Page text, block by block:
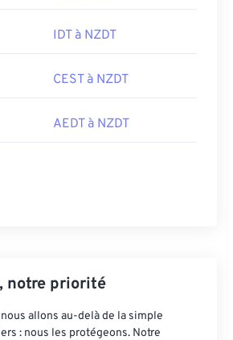
IDT à NZDT
CEST à NZDT
AEDT à NZDT
notre priorité
allons au-delà de la simple
: nous les protégeons. Notre